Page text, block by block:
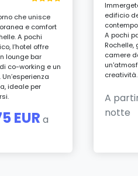
che unisce
e comfort
A pochi
l’hotel offre
lounge bar
co-working e un
ideale per
EUR a
edificio
A pochi
camere
creatività.
A
notte